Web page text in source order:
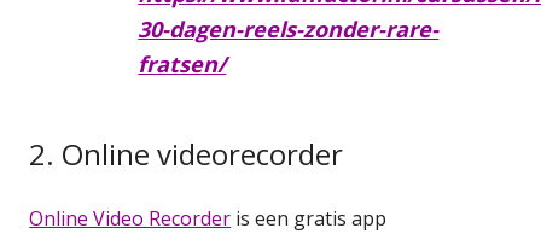
30-dagen-reels-zonder-rare-
fratsen/
2. Online videorecorder
Online Video Recorder is een gratis app